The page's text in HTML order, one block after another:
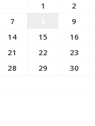
1
2
7
9
14 15
16
21 22
23
28 29
30